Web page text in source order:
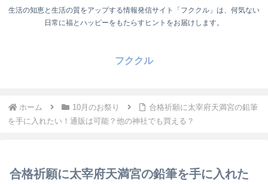
生活の知恵と生活の質をアップする情報発信サイト「フククル」は、何気ない
日常に福とハッピーをもたらすヒントをお届けします。
フククル
ホーム 10月のお祭り
合格祈願に太宰府天満宮の鉛筆
を手に入れたい！通販は可能？他の神社でも買える？
合格祈願に太宰府天満宮の鉛筆を手に入れた